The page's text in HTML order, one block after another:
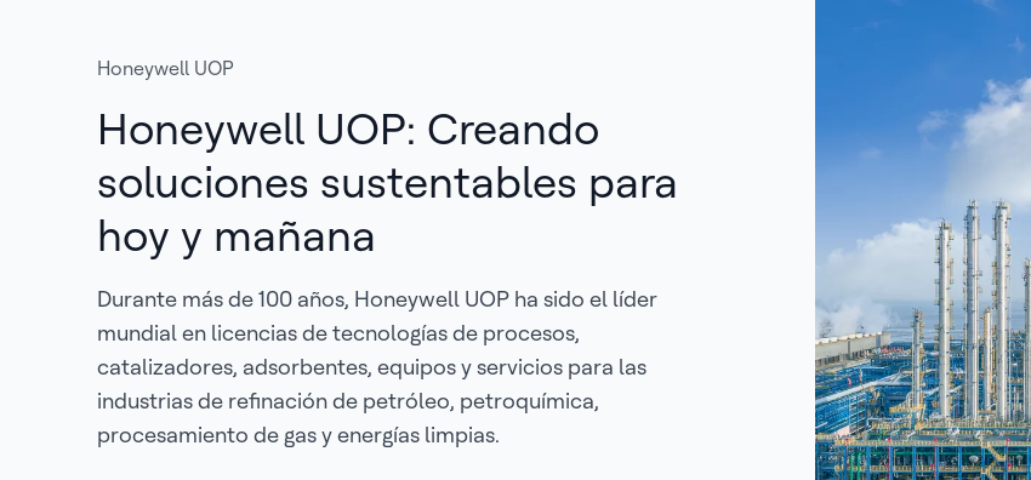
Honeywell UOP
Honeywell UOP: Creando
soluciones sustentables para
hoy y mañana
Durante más de 100 años, Honeywell UOP ha sido el líder
mundial en licencias de tecnologías de procesos,
catalizadores, adsorbentes, equipos y servicios para las
industrias de refinación de petróleo, petroquímica,
procesamiento de gas y energías limpias.